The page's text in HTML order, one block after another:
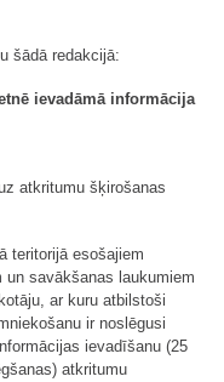
šādā redakcijā:
ievadāmā informācija
atkritumu šķirošanas
teritorijā esošajiem
savākšanas laukumiem
ar kuru atbilstoši
ir noslēgusi
ievadīšanu (25
atkritumu